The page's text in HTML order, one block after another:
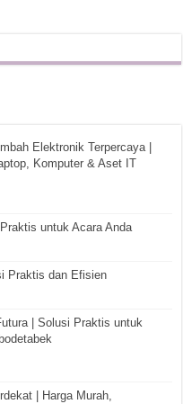
Elektronik Terpercaya |
Komputer & Aset IT
untuk Acara Anda
Praktis dan Efisien
| Solusi Praktis untuk
| Harga Murah,